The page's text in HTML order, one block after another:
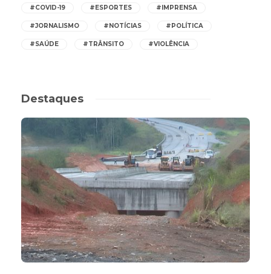
#COVID-19 #ESPORTES #IMPRENSA
#JORNALISMO #NOTÍCIAS #POLÍTICA
#SAÚDE #TRÂNSITO #VIOLÊNCIA
Destaques